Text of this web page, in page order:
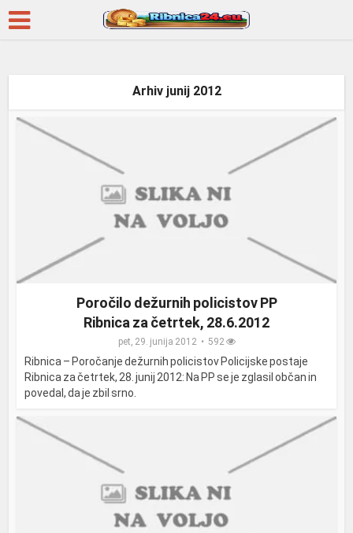
Arhiv junij 2012
Poročilo dežurnih policistov PP
Ribnica za četrtek, 28.6.2012
pet, 29. junija 2012 592
Ribnica – Poročanje dežurnih policistov Policijske postaje
Ribnica za četrtek, 28. junij 2012: Na PP se je zglasil občan in
povedal, da je zbil srno.